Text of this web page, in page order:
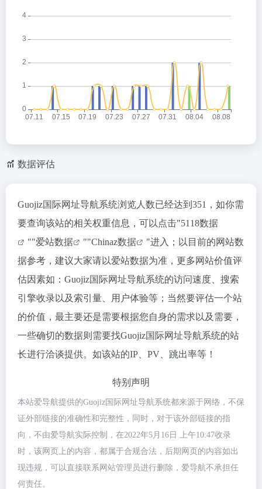
数据评估
Guojiz国际网址导航系统浏览人数已经达到351，如你需
要查询该站的相关权重信息，可以点击"5118数据
""爱站数据 ""Chinaz数据
"进入；以目前的网站数
据参考，建议大家请以爱站数据为准，更多网站价值评
估因素如：Guojiz国际网址导航系统的访问速度、搜索
引擎收录以及索引量、用户体验等；当然要评估一个站
的价值，最主要还是需要根据您自身的需求以及需要，
一些确切的数据则需要找Guojiz国际网址导航系统的站
长进行洽谈提供。如该站的IP、PV、跳出率等！
特别声明
本站爱导航提供的Guojiz国际网址导航系统都来源于网络，不保
证外部链接的准确性和完整性，同时，对于该外部链接的指
向，不由爱导航实际控制，在2022年5月16日 上午10:47收录
时，该网页上的内容，都属于合规合法，后期网页的内容如出
现违规，可以直接联系网站管理员进行删除，爱导航不承担任
何责任。